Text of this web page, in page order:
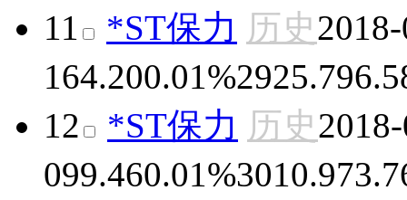
11
*ST保力 历史
164.200.01%2925.79
12
*ST保力 历史
099.460.01%3010.97